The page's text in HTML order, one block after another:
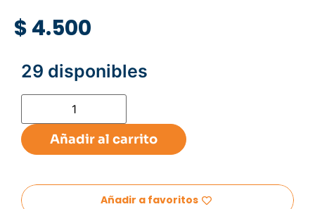
$4.500
29 disponibles
Añadir al carrito
Añadir a favoritos